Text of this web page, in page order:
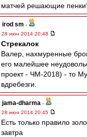
матчей решающие
irod sm -
28 июн 2014 20:48
Стрекалок
Валер, нахмуренные
его малейшее
проект - ЧМ-2018) - то
вдребезги.
jama-dharma -
28 июн 2014 20:45
Есть только правило
завтра